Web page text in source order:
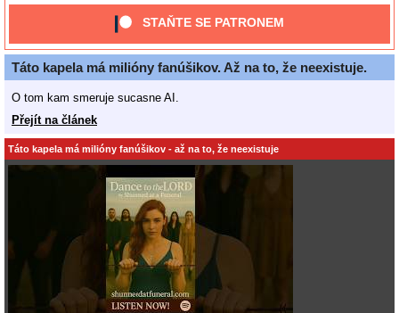
STAŇTE SE PATRONEM
Táto kapela má milióny fanúšikov. Až na to, že neexistuje.
O tom kam smeruje sucasne AI.
Přejít na článek
Táto kapela má milióny fanúšikov - až na to, že neexistuje